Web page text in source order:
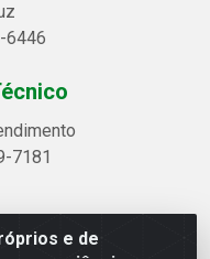
e de
6446
7181
Alegre, 2521 -